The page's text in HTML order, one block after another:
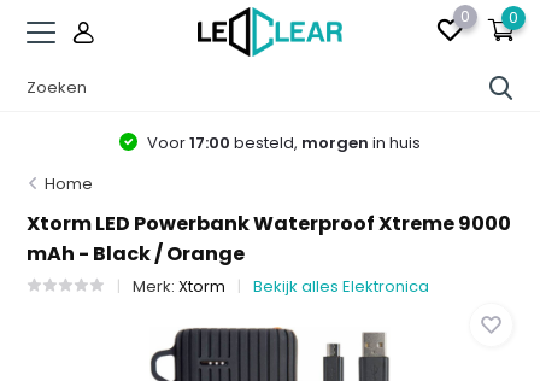
0 0
Voor17:00 besteld, morgen in huis
Home
Xtorm LED Powerbank Waterproof Xtreme 9000
mAh - Black / Orange
Merk:Xtorm Bekijk alles Elektronica